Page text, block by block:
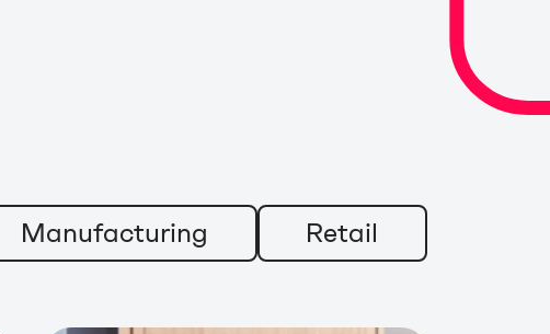
Manufacturing Retail